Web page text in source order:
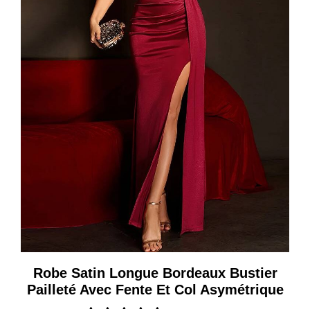
Robe Satin Longue Bordeaux Bustier
Pailleté Avec Fente Et Col Asymétrique